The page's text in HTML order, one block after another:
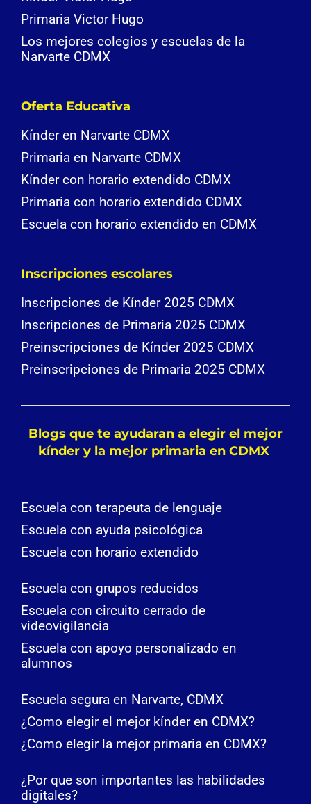
Primaria Victor Hugo
Los mejores colegios y escuelas de la
Narvarte CDMX
Oferta Educativa
Kínder en Narvarte CDMX
Primaria en Narvarte CDMX
Kínder con horario extendido CDMX
Primaria con horario extendido CDMX
Escuela con horario extendido en CDMX
Inscripciones escolares
Inscripciones de Kínder 2025 CDMX
Inscripciones de Primaria 2025 CDMX
Preinscripciones de Kínder 2025 CDMX
Preinscripciones de Primaria 2025 CDMX
Blogs que te ayudaran a elegir el mejor
kínder y la mejor primaria en CDMX
Escuela con terapeuta de lenguaje
Escuela con ayuda psicológica
Escuela con horario extendido
Escuela con grupos reducidos
Escuela con circuito cerrado de
videovigilancia
Escuela con apoyo personalizado en
alumnos
Escuela segura en Narvarte, CDMX
¿Como elegir el mejor kínder en CDMX?
¿Como elegir la mejor primaria en CDMX?
¿Por que son importantes las habilidades
digitales?